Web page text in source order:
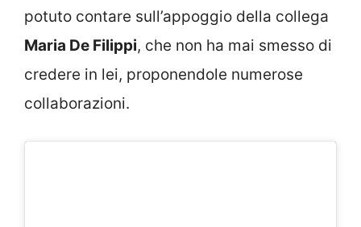
potuto contare sull’appoggio della collega
Maria De Filippi, che non ha mai smesso di
credere in lei, proponendole numerose
collaborazioni.